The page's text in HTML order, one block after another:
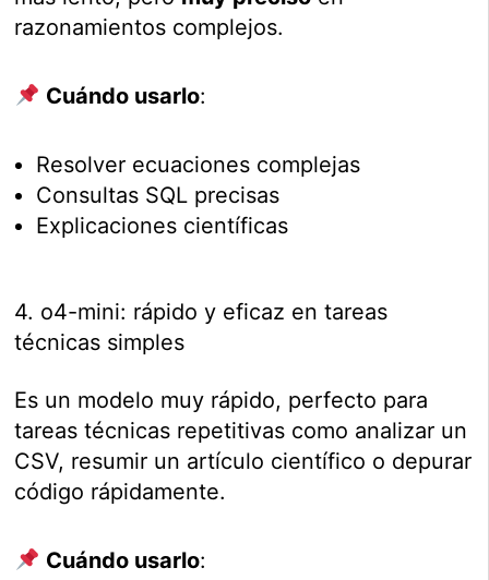
razonamientos complejos.
Cuándo usarlo:
Resolver ecuaciones complejas
Consultas SQL precisas
Explicaciones científicas
4. o4-mini: rápido y eficaz en tareas
técnicas simples
Es un modelo muy rápido, perfecto para
tareas técnicas repetitivas como analizar un
CSV, resumir un artículo científico o depurar
código rápidamente.
Cuándo usarlo: